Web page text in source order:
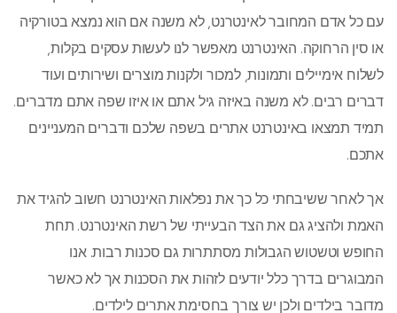
עם כל אדם המחובר לאינטרנט, לא משנה אם הוא נמצא בטורקיה
או סין הרחוקה. האינטרנט מאפשר לנו לעשות עסקים בקלות,
לשלוח אימיילים ותמונות, למכור ולקנות מוצרים ושירותים ועוד
דברים רבים. לא משנה באיזה גיל אתם או איזו שפה אתם מדברים.
תמיד תמצאו באינטרנט אתרים בשפה שלכם ודברים המעניינים
אתכם.
אך לאחר ששיבחתי כל כך את נפלאות האינטרנט חשוב להגיד את
האמת ולהציג גם את הצד הבעייתי של רשת האינטרנט. תחת
החופש וטשטוש הגבולות מסתתרות גם סכנות רבות. אנו
המבוגרים בדרך כלל יודעים לזהות את הסכנות אך לא כאשר
מדובר בילדים ולכן יש צורך בחסימת אתרים לילדים.